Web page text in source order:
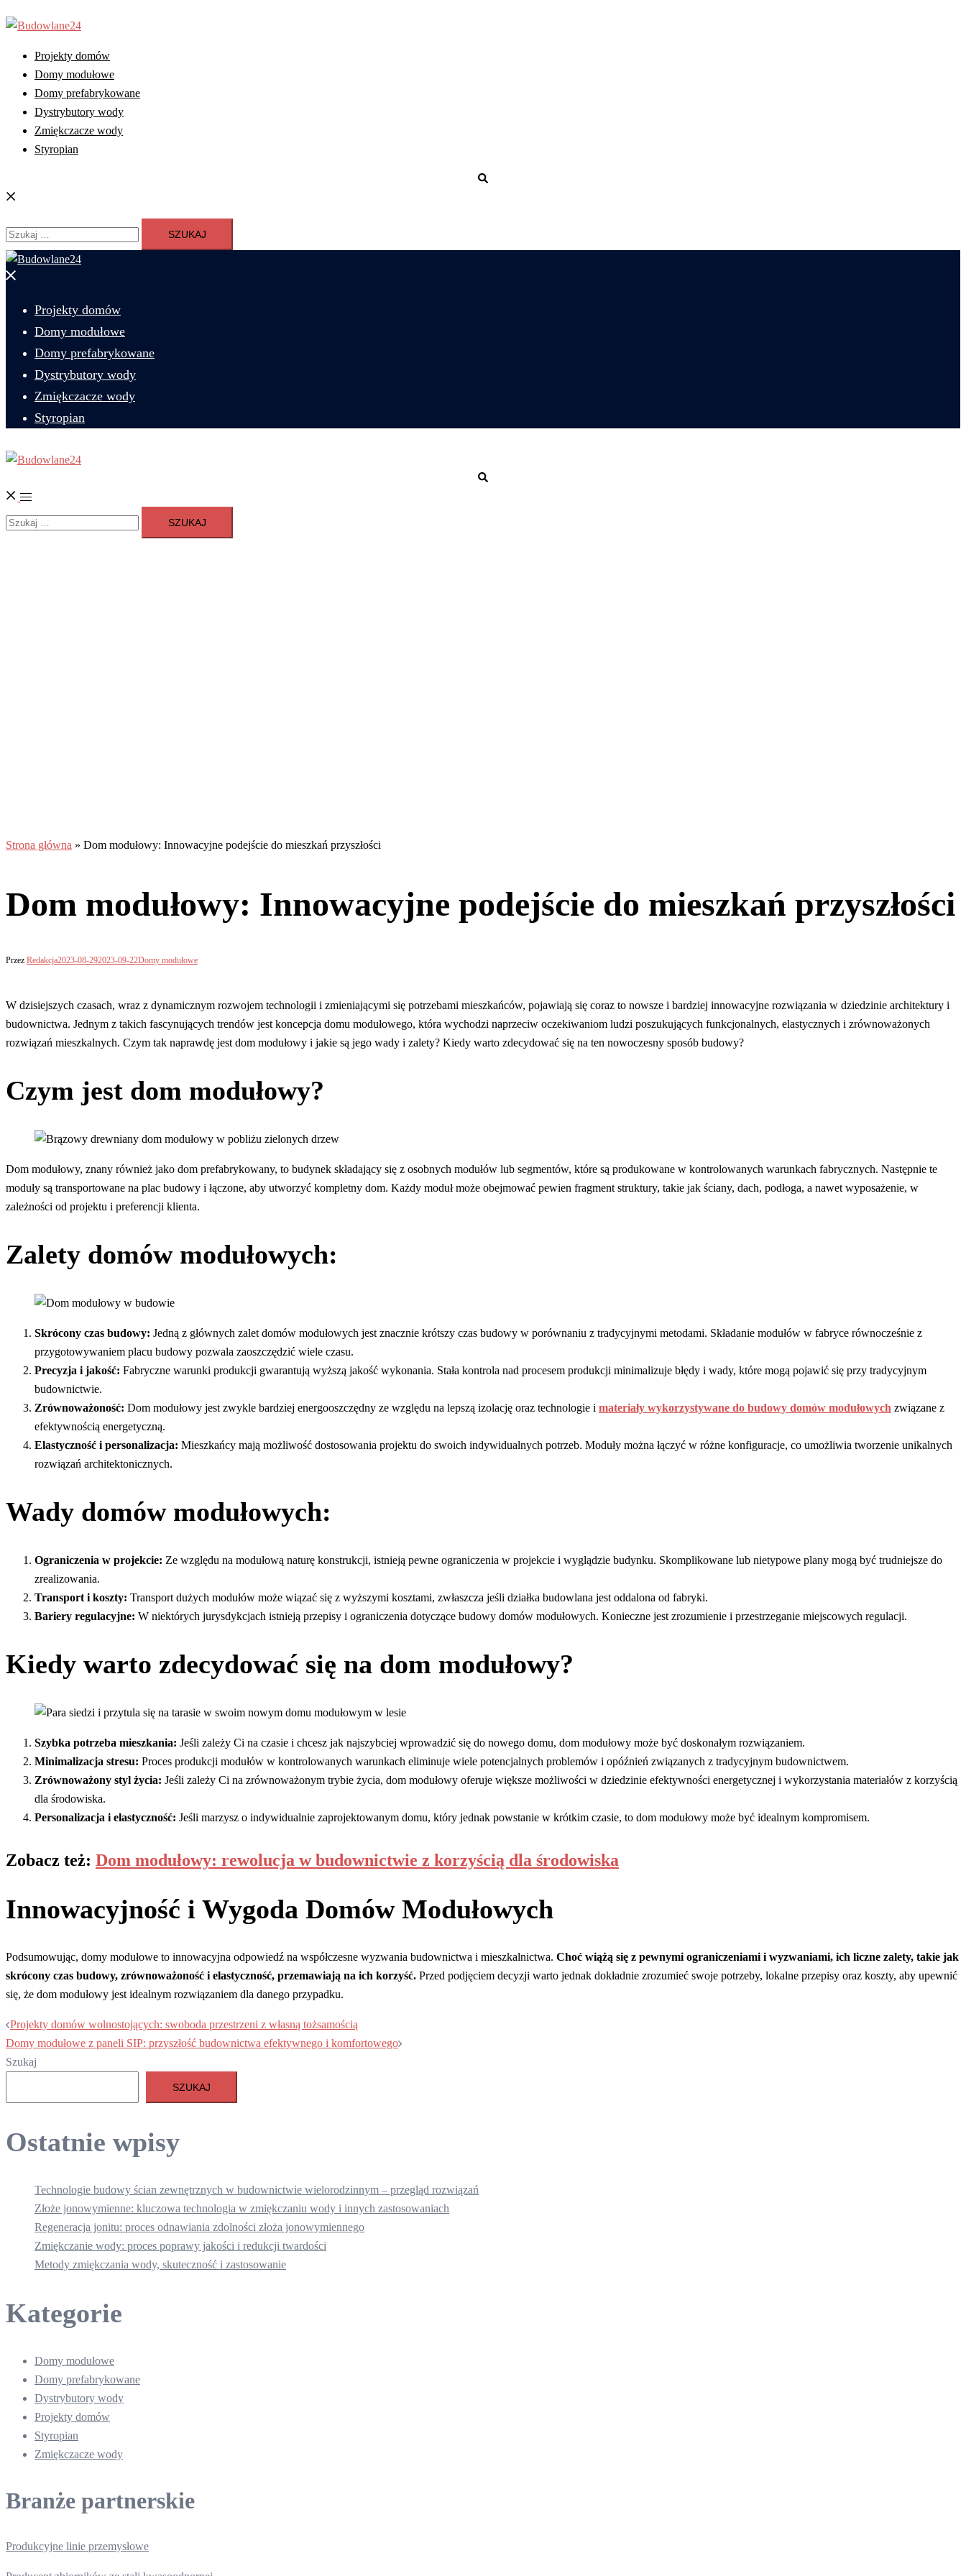
Przejdź
Projekty domów
Domy modułowe
Domy prefabrykowane
Dystrybutory wody
Zmiękczacze wody
Styropian
Szukaj:
Zamknij
Projekty domów
Domy modułowe
Domy prefabrykowane
Dystrybutory wody
Zmiękczacze wody
Styropian
Przełącz
menu
Szukaj:
Strona główna » Dom modułowy: Innowacyjne podejście do mieszkań przyszłości
Dom modułowy: Innowacyjne podejście do mieszkań przyszłości
Przez Redakcja2023-08-292023-09-22Domy modułowe
W dzisiejszych czasach, wraz z dynamicznym rozwojem technologii i zmieniającymi się potrzebami mieszkańców, pojawiają się coraz to nowsze i bardziej innowacyjne rozwiązania w dziedzinie architektury i
budownictwa. Jednym z takich fascynujących trendów jest koncepcja domu modułowego, która wychodzi naprzeciw oczekiwaniom ludzi poszukujących funkcjonalnych, elastycznych i zrównoważonych
rozwiązań mieszkalnych. Czym tak naprawdę jest dom modułowy i jakie są jego wady i zalety? Kiedy warto zdecydować się na ten nowoczesny sposób budowy?
Czym jest dom modułowy?
Dom modułowy, znany również jako dom prefabrykowany, to budynek składający się z osobnych modułów lub segmentów, które są produkowane w kontrolowanych warunkach fabrycznych. Następnie te
moduły są transportowane na plac budowy i łączone, aby utworzyć kompletny dom. Każdy moduł może obejmować pewien fragment struktury, takie jak ściany, dach, podłoga, a nawet wyposażenie, w
zależności od projektu i preferencji klienta.
Zalety domów modułowych:
Skrócony czas budowy: Jedną z głównych zalet domów modułowych jest znacznie krótszy czas budowy w porównaniu z tradycyjnymi metodami. Składanie modułów w fabryce równocześnie z
przygotowywaniem placu budowy pozwala zaoszczędzić wiele czasu.
Precyzja i jakość: Fabryczne warunki produkcji gwarantują wyższą jakość wykonania. Stała kontrola nad procesem produkcji minimalizuje błędy i wady, które mogą pojawić się przy tradycyjnym
budownictwie.
Zrównoważoność: Dom modułowy jest zwykle bardziej energooszczędny ze względu na lepszą izolację oraz technologie i materiały wykorzystywane do budowy domów modułowych związane z
efektywnością energetyczną.
Elastyczność i personalizacja: Mieszkańcy mają możliwość dostosowania projektu do swoich indywidualnych potrzeb. Moduły można łączyć w różne konfiguracje, co umożliwia tworzenie unikalnych
rozwiązań architektonicznych.
Wady domów modułowych:
Ograniczenia w projekcie: Ze względu na modułową naturę konstrukcji, istnieją pewne ograniczenia w projekcie i wyglądzie budynku. Skomplikowane lub nietypowe plany mogą być trudniejsze do
zrealizowania.
Transport i koszty: Transport dużych modułów może wiązać się z wyższymi kosztami, zwłaszcza jeśli działka budowlana jest oddalona od fabryki.
Bariery regulacyjne: W niektórych jurysdykcjach istnieją przepisy i ograniczenia dotyczące budowy domów modułowych. Konieczne jest zrozumienie i przestrzeganie miejscowych regulacji.
Kiedy warto zdecydować się na dom modułowy?
Szybka potrzeba mieszkania: Jeśli zależy Ci na czasie i chcesz jak najszybciej wprowadzić się do nowego domu, dom modułowy może być doskonałym rozwiązaniem.
Minimalizacja stresu: Proces produkcji modułów w kontrolowanych warunkach eliminuje wiele potencjalnych problemów i opóźnień związanych z tradycyjnym budownictwem.
Zrównoważony styl życia: Jeśli zależy Ci na zrównoważonym trybie życia, dom modułowy oferuje większe możliwości w dziedzinie efektywności energetycznej i wykorzystania materiałów z korzyścią
dla środowiska.
Personalizacja i elastyczność: Jeśli marzysz o indywidualnie zaprojektowanym domu, który jednak powstanie w krótkim czasie, to dom modułowy może być idealnym kompromisem.
Zobacz też: Dom modułowy: rewolucja w budownictwie z korzyścią dla środowiska
Innowacyjność i Wygoda Domów Modułowych
Podsumowując, domy modułowe to innowacyjna odpowiedź na współczesne wyzwania budownictwa i mieszkalnictwa. Choć wiążą się z pewnymi ograniczeniami i wyzwaniami, ich liczne zalety, takie jak
skrócony czas budowy, zrównoważoność i elastyczność, przemawiają na ich korzyść. Przed podjęciem decyzji warto jednak dokładnie zrozumieć swoje potrzeby, lokalne przepisy oraz koszty, aby upewnić
się, że dom modułowy jest idealnym rozwiązaniem dla danego przypadku.
Nawigacja
wpisu
Projekty domów wolnostojących: swoboda przestrzeni z własną tożsamością
Domy modułowe z paneli SIP: przyszłość budownictwa efektywnego i komfortowego
Szukaj
SZUKAJ
Ostatnie wpisy
Technologie budowy ścian zewnętrznych w budownictwie wielorodzinnym – przegląd rozwiązań
Złoże jonowymienne: kluczowa technologia w zmiękczaniu wody i innych zastosowaniach
Regeneracja jonitu: proces odnawiania zdolności złoża jonowymiennego
Zmiękczanie wody: proces poprawy jakości i redukcji twardości
Metody zmiękczania wody, skuteczność i zastosowanie
Kategorie
Domy modułowe
Domy prefabrykowane
Dystrybutory wody
Projekty domów
Styropian
Zmiękczacze wody
Branże partnerskie
Produkcyjne linie przemysłowe